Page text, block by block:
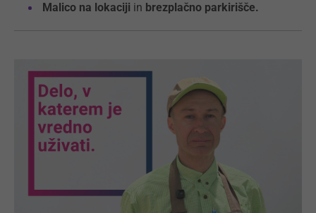
Malico na lokaciji in brezplačno parkirišče.